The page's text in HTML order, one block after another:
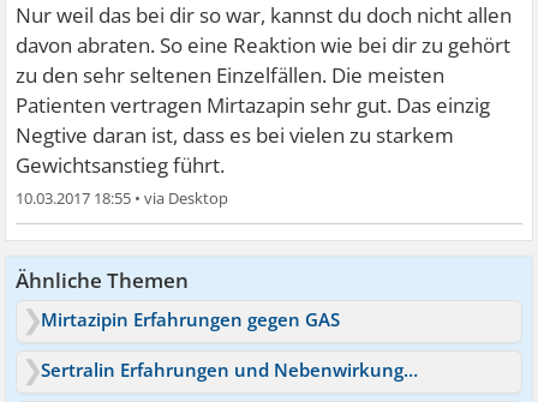
Nur weil das bei dir so war, kannst du doch nicht allen
davon abraten. So eine Reaktion wie bei dir zu gehört
zu den sehr seltenen Einzelfällen. Die meisten
Patienten vertragen Mirtazapin sehr gut. Das einzig
Negtive daran ist, dass es bei vielen zu starkem
Gewichtsanstieg führt.
10.03.2017 18:55 •
Ähnliche Themen
Mirtazipin Erfahrungen gegen GAS
Sertralin Erfahrungen und Nebenwirkungen?